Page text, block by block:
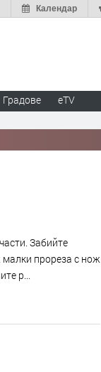
Календар
Градове eTV
Забийте
малки прореза с нож
р...